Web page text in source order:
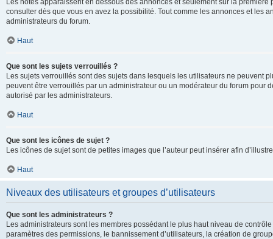
Les notes apparaissent en dessous des annonces et seulement sur la
consulter dès que vous en avez la possibilité. Tout comme les annonces et les
administrateurs du forum.
Haut
Que sont les sujets verrouillés ?
Les sujets verrouillés sont des sujets dans lesquels les utilisateurs ne peuvent
peuvent être verrouillés par un administrateur ou un modérateur du forum pour
autorisé par les administrateurs.
Haut
Que sont les icônes de sujet ?
Les icônes de sujet sont de petites images que l’auteur peut insérer afin
Haut
Niveaux des utilisateurs et groupes d’utilisateurs
Que sont les administrateurs ?
Les administrateurs sont les membres possédant le plus haut niveau de
paramètres des permissions, le bannissement d’utilisateurs, la création de